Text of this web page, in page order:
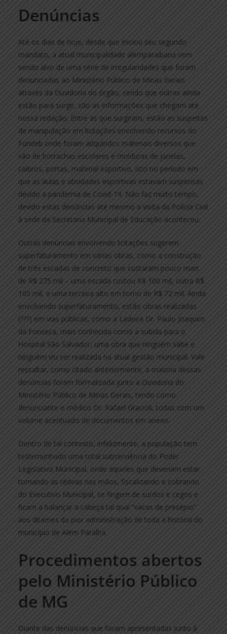
Denúncias
Até os dias de hoje, desde que iniciou seu segundo
mandato, a atual municipalidade alemparaibana vem
sendo alvo de uma série de irregularidades que foram
denunciadas ao Ministério Público de Minas Gerais
através da Ouvidoria do órgão, sendo que outras ainda
estão para surgir, são as informações que chegam até
nossa redação. Entre as que surgiram, estão as suspeitas
de manipulação em licitações envolvendo recursos do
Fundeb onde foram adquiridos materiais diversos que
vão de borrachas escolares e molduras de janelas,
caibros, portas, material esportivo, isto no período em
que as aulas e atividades esportivas estavam suspensas
devido a pandemia de Covid-19. Não faz muito tempo,
devido estas denúncias até mesmo a visita da Polícia Civil
à sede da Secretaria Municipal de Educação aconteceu.
Outras denúncias envolvendo licitações sugerem
superfaturamento em várias obras, como a construção
de três escadas de concreto que custaram pouco mais
de R$ 275 mil – uma escada custou R$ 100 mil, outra R$
105 mil, e uma terceira alto em torno de R$ 72 mil. Ainda
envolvendo superfaturamento, estão obras realizadas
(???) em vias públicas, como a Ladeira Dr. Paulo Joaquim
da Fonseca, mais conhecida como a subida para o
Hospital São Salvador, uma obra que ninguém sabe e
ninguém viu ser realizada na atual gestão municipal. Vale
ressaltar, como citado anteriormente, a maioria dessas
denúncias foram formalizada junto a Ouvidoria do
Ministério Público de Minas Gerais, tendo como
denunciante o médico Dr. Rafael Gracioli, todas com um
volume acentuado de documentos em anexo.
Dentro de tal contexto, infelizmente, a população tem
testemunhado uma total subserviência do Poder
Legislativo Municipal, onde aqueles que deveriam estar
tomando as rédeas nas mãos, fiscalizando e cobrando
do Executivo Municipal, se fingem de surdos e cegos e
ficam a balançar a cabeça tal qual “vacas de presépio”
aos ditames da pior administração de toda a história do
município de Além Paraíba.
Procedimentos abertos
pelo Ministério Público
de MG
Diante das denúncias que foram apresentadas junto à